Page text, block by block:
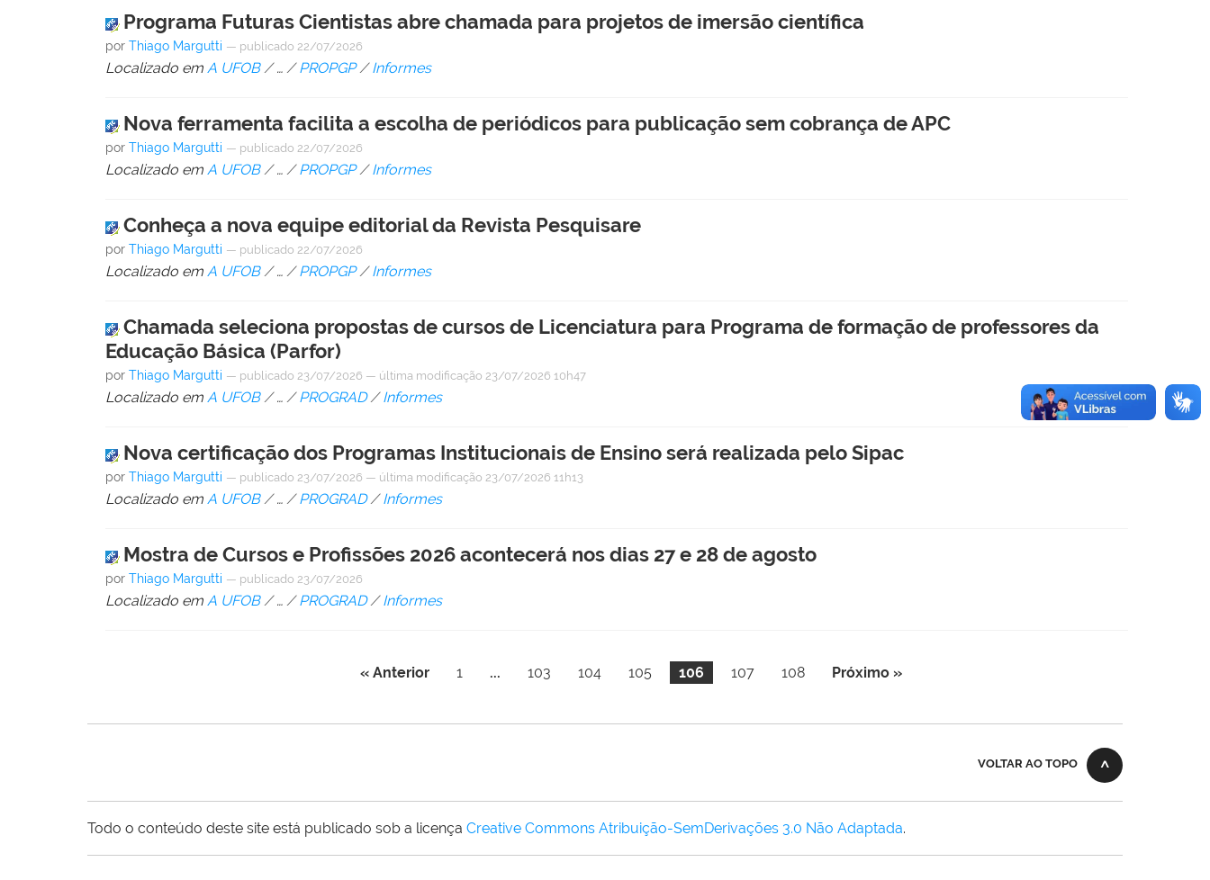
Programa Futuras Cientistas abre chamada para projetos de imersão científica
porThiago Margutti — publicado 22/07/2026
Localizado em A UFOB /…/PROPGP /Informes
Nova ferramenta facilita a escolha de periódicos para publicação sem cobrança de APC
porThiago Margutti — publicado 22/07/2026
Localizado em A UFOB /…/PROPGP /Informes
Conheça a nova equipe editorial da Revista Pesquisare
porThiago Margutti — publicado 22/07/2026
Localizado em A UFOB /…/PROPGP /Informes
Chamada seleciona propostas de cursos de Licenciatura para Programa de formação de professores da
Educação Básica (Parfor)
porThiago Margutti — publicado 23/07/2026 — última modificação 23/07/2026 10h47
Localizado em A UFOB /…/PROGRAD /Informes
Nova certificação dos Programas Institucionais de Ensino será realizada pelo Sipac
porThiago Margutti — publicado 23/07/2026 — última modificação 23/07/2026 11h13
Localizado em A UFOB /…/PROGRAD /Informes
Mostra de Cursos e Profissões 2026 acontecerá nos dias 27 e 28 de agosto
porThiago Margutti — publicado 23/07/2026
Localizado em A UFOB /…/PROGRAD /Informes
« Anterior 1 ... 103 104 105 106 107 108 Próximo »
VOLTAR AO TOPO
Todo o conteúdo deste site está publicado sob a licença Creative Commons Atribuição-SemDerivações 3.0 Não Adaptada.